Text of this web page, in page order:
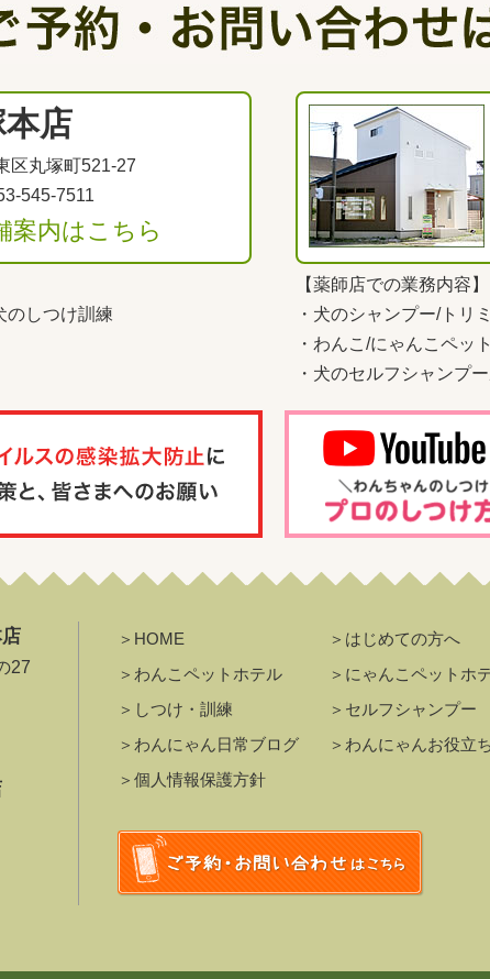
店
区丸塚町521-27
545-7511
案内はこちら
のしつけ訓練
【薬師店での業務内容】
・ 犬のシャンプー/トリ
・ わんこ /にゃんこペッ
・ 犬のセルフシャンプ
27
＞HOME
＞わんこペットホテル
＞しつけ・訓練
＞わんにゃん日常ブログ
＞個人情報保護方針
＞はじめての方へ
＞にゃんこペットホ
＞セルフシャンプー
＞わんにゃんお役立